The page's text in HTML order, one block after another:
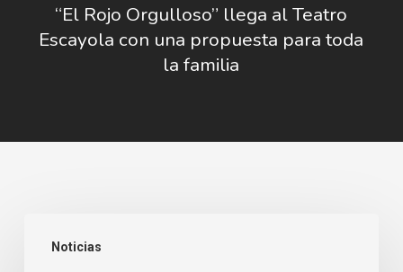
“El Rojo Orgulloso” llega al Teatro
Escayola con una propuesta para toda
la familia
Noticias
para